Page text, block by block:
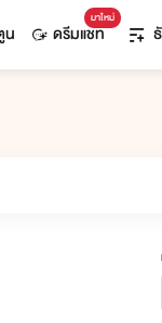
น
มาใหม่
ดรีมแชท